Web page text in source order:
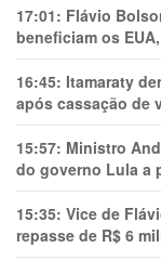
17:01: Flávio
beneficiam os
16:45: Itamaraty
após cassação de
15:57: Ministro
do governo Lula a
15:35: Vice de
repasse de R$ 6